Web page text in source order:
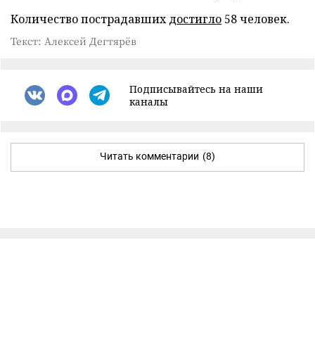
Количество пострадавшихдостигло 58 человек.
Текст: Алексей Дегтярёв
Подписывайтесь на наши
каналы
Читать комментарии (8)